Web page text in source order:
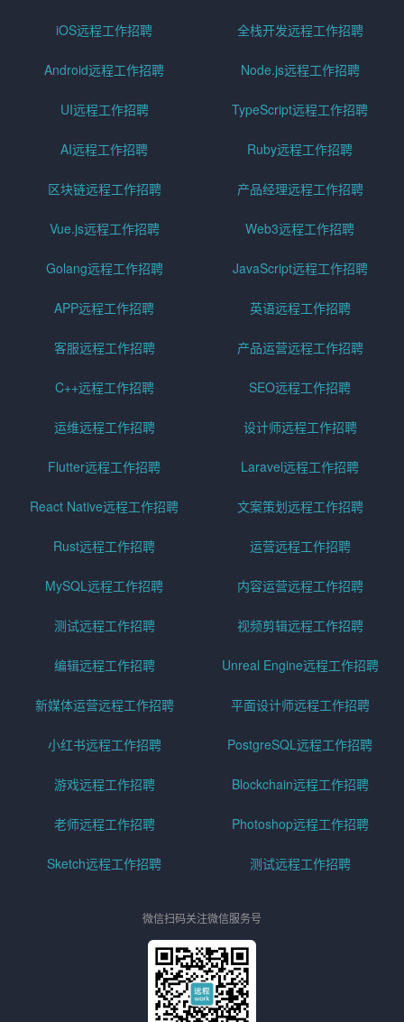
iOS远程工作招聘 全栈开发远程工作招聘
Android远程工作招聘 Node.js远程工作招聘
UI远程工作招聘 TypeScript远程工作招聘
AI远程工作招聘 Ruby远程工作招聘
区块链远程工作招聘 产品经理远程工作招聘
Vue.js远程工作招聘 Web3远程工作招聘
Golang远程工作招聘 JavaScript远程工作招聘
APP远程工作招聘 英语远程工作招聘
客服远程工作招聘 产品运营远程工作招聘
C++远程工作招聘 SEO远程工作招聘
运维远程工作招聘 设计师远程工作招聘
Flutter远程工作招聘 Laravel远程工作招聘
React Native远程工作招聘 文案策划远程工作招聘
Rust远程工作招聘 运营远程工作招聘
MySQL远程工作招聘 内容运营远程工作招聘
测试远程工作招聘 视频剪辑远程工作招聘
编辑远程工作招聘 Unreal Engine远程工作招聘
新媒体运营远程工作招聘 平面设计师远程工作招聘
小红书远程工作招聘 PostgreSQL远程工作招聘
游戏远程工作招聘 Blockchain远程工作招聘
老师远程工作招聘 Photoshop远程工作招聘
Sketch远程工作招聘 测试远程工作招聘
微信扫码关注微信服务号